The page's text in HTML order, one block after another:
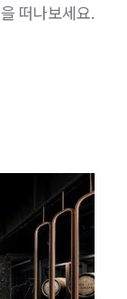
떠나보세요.